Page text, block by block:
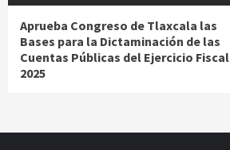
Aprueba Congreso de Tlaxcala las
Bases para la Dictaminación de las
Cuentas Públicas del Ejercicio Fiscal
2025